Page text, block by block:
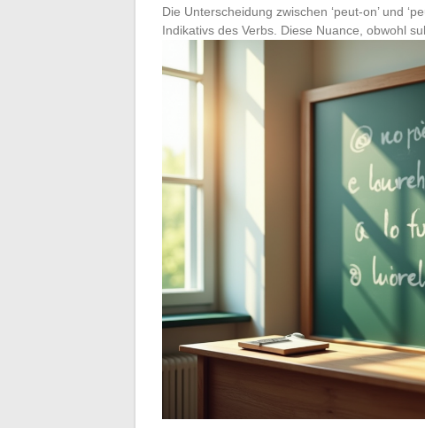
Die Unterscheidung zwischen ‘peut-on’ und
Indikativs des Verbs. Diese Nuance, obwohl